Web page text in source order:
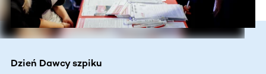
Dzień Dawcy szpiku